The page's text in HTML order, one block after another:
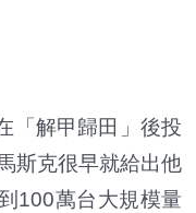
「解甲歸田」後投
斯克很早就給出他
100萬台大規模量